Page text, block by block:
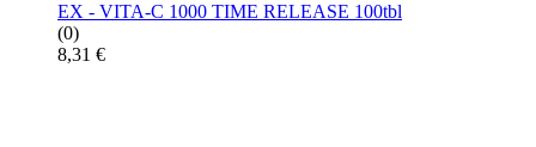
EX - VITA-C 1000 TIME RELEASE 100tbl
(0)
8,31 €